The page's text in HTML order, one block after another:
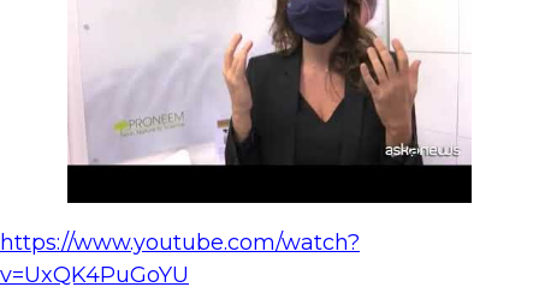
https://www.youtube.com/watch?
v=UxQK4PuGoYU